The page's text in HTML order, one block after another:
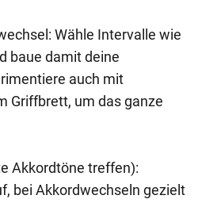
Wähle Intervalle wie
baue damit deine
auch mit
Griffbrett, um das ganze
Akkordtöne treffen):
bei Akkordwechseln gezielt